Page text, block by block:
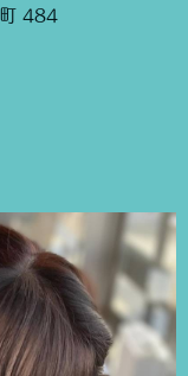
町 484